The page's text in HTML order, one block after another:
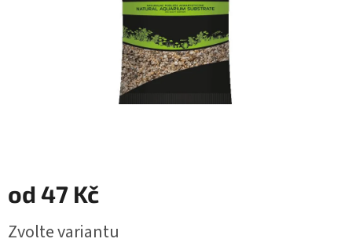
od 47 Kč
cena:
Zvolte variantu